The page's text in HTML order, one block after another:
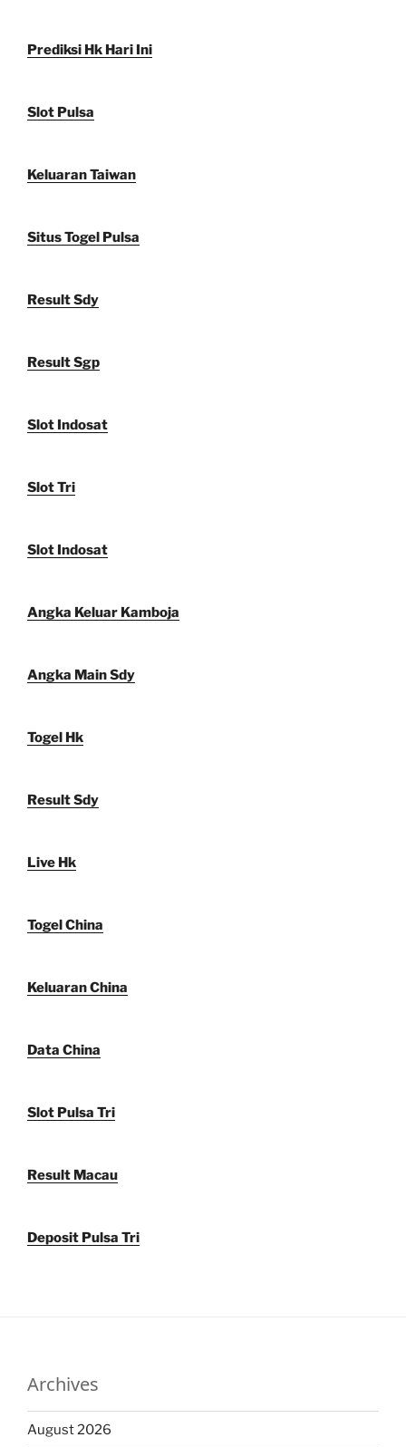
Prediksi Hk Hari Ini
Slot Pulsa
Keluaran Taiwan
Situs Togel Pulsa
Result Sdy
Result Sgp
Slot Indosat
Slot Tri
Slot Indosat
Angka Keluar Kamboja
Angka Main Sdy
Togel Hk
Result Sdy
Live Hk
Togel China
Keluaran China
Data China
Slot Pulsa Tri
Result Macau
Deposit Pulsa Tri
Archives
August 2026